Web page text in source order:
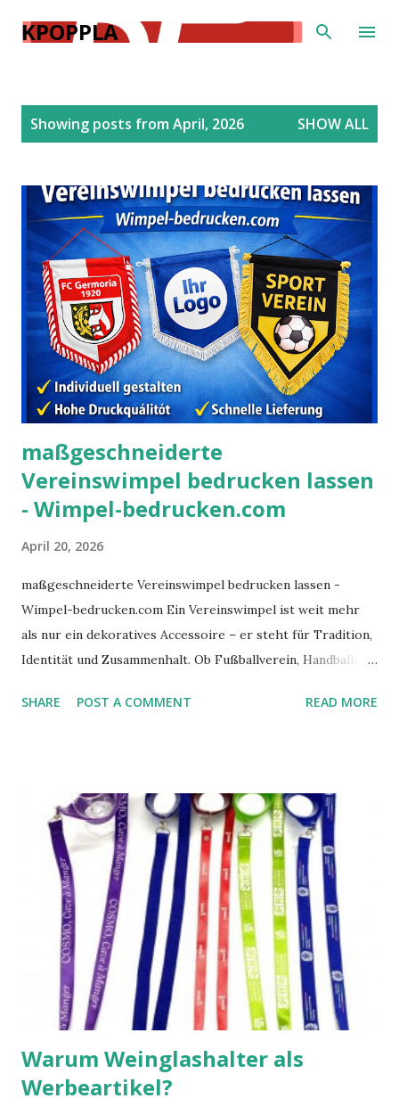
Skip to main content
KPOPPLA
Showing posts from April, 2026 SHOW ALL
maßgeschneiderte
Vereinswimpel bedrucken lassen
- Wimpel-bedrucken.com
April 20, 2026
maßgeschneiderte Vereinswimpel bedrucken lassen -
Wimpel-bedrucken.com Ein Vereinswimpel ist weit mehr
als nur ein dekoratives Accessoire – er steht für Tradition,
Identität und Zusammenhalt. Ob Fußballverein, Handballclub
zeigen möchte, sollte Wimpel bedrucken lassen, die
bedrucken lassen zu können – schnell, zuverlässig und mit
professioneller Druckqualität. Besonders im Sport sind
individuelle Wimpel ein echtes Symbol für Wertschätzung.
Bei Turnieren, Freundschaftsspielen oder
Jubiläumsveranstaltungen wirken sie repräsentativ und
bleiben als Erinnerung erhalten. Viele Vereine setzen
gezielt darauf, Sport Wimpel bedrucken zu lassen, um
Spieler, Sponsoren oder Gäste stilvoll zu begrüßen. Mit
einem professionellen Design können Sie auße...
SHARE POST A COMMENT READ MORE
Warum Weinglashalter als
Werbeartikel?